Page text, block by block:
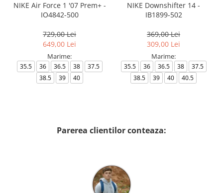
NIKE Air Force 1 '07 Prem+ -
IO4842-500
729,00 Lei
649,00 Lei
Marime:
35.5 36 36.5 38
37.5
38.5
39 40
NIKE Downshifter 14 -
IB1899-502
369,00 Lei
309,00 Lei
Marime:
35.5 36 36.5 38
37.5
38.5
39 40 40.5
Parerea clientilor conteaza: